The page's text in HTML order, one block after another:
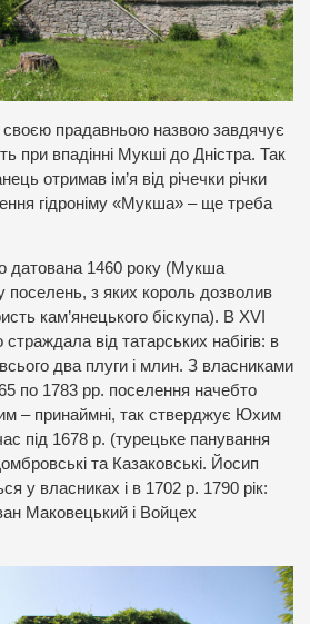
своєю прадавньою назвою завдячує
при впадінні Мукші до Дністра. Так
отримав ім’я від річечки річки
гідроніму «Мукша» – ще треба
датована 1460 року (Мукша
поселень, з яких король дозволив
кам’янецького біскупа). В XVI
від татарських набігів: в
два плуги і млин. З власниками
по 1783 рр. поселення начебто
– принаймні, так стверджує Юхим
під 1678 р. (турецьке панування
та Казаковські. Йосип
у власниках і в 1702 р. 1790 рік:
Маковецький і Войцех